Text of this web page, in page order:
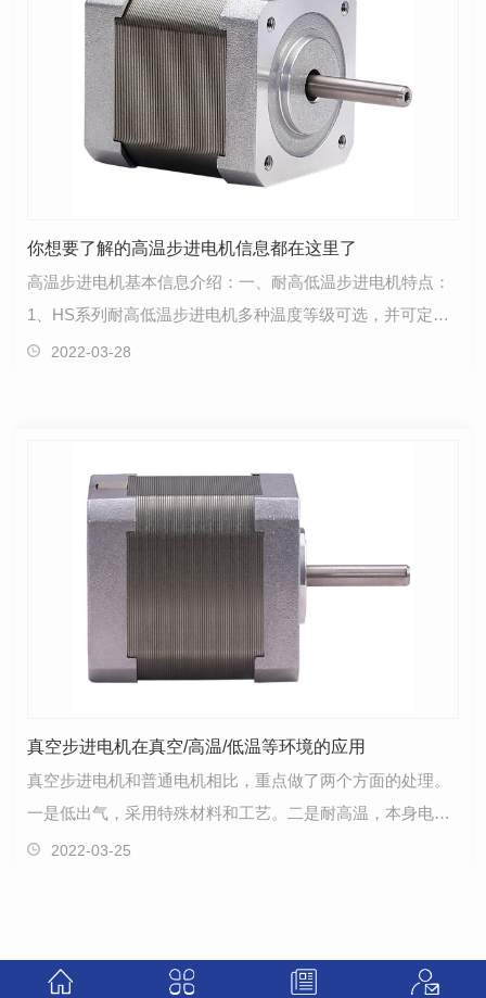
你想要了解的高温步进电机信息都在这里了
高温步进电机基本信息介绍：一、耐高低温步进电机特点：
1、HS系列耐高低温步进电机多种温度等级可选，并可定制
耐高温/耐低温。2、HS系列高低温步进电机采用专业设…
2022-03-28
真空步进电机在真空/高温/低温等环境的应用
真空步进电机和普通电机相比，重点做了两个方面的处理。
一是低出气，采用特殊材料和工艺。二是耐高温，本身电机
属于动力原件，如果在真空10^-3转一个半小时的时候…
2022-03-25